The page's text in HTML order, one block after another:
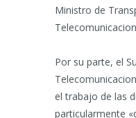
Ministro de
Por su parte, el
el trabajo de las
particularmente